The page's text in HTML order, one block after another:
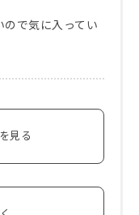
で気に入ってい
見る